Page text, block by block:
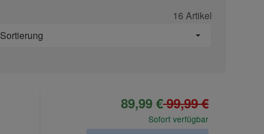
16 Artikel
Sortierung
89,99 €99,99 €
Sofort verfügbar